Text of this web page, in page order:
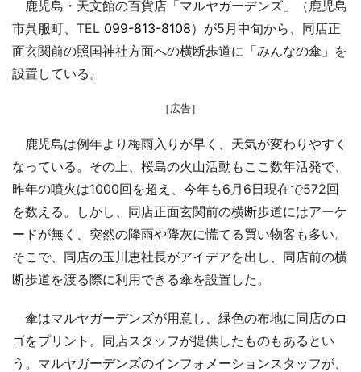
鹿児島・天文館の百貨店「マルヤガーデンズ」（鹿児島
市呉服町、TEL 099-813-8108）が5月中旬から、同店正
面玄関前の照国神社方面への横断歩道に「みんなの傘」を
設置している。
［広告］
鹿児島は例年より梅雨入りが早く、天気が変わりやすく
なっている。その上、桜島の火山活動もここ数年活発で、
昨年の噴火は1000回を超え、今年も6月6日現在で572回
を数える。しかし、同店正面玄関前の横断歩道にはアーケ
ードが無く、突然の降雨や降灰に慌てる買い物客も多い。
そこで、同店の玉川恵社長がアイデアを出し、同店前の横
断歩道を渡る際に利用できる傘を設置した。
傘はマルヤガーデンズが用意し、緑色の布地に同店のロ
ゴをプリント。同店スタッフが提供したものもあるとい
う。マルヤガーデンズのインフォメーションスタッフが、